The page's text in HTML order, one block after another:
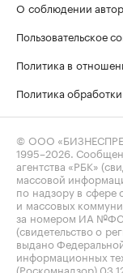
О соблюдении
Пользовательское
Политика в
Политика
© ООО
1995–2026 .
агентства «РБК»
массовой
по надзору в сфере
и массовых
за номером ИА
(свидетельство о
выдано
информационных
(Роскомнадзор)